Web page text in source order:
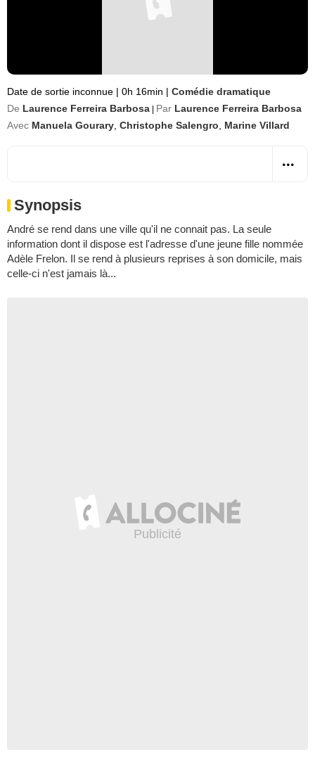
Date de sortie inconnue | 0h 16min | Comédie dramatique
De Laurence Ferreira Barbosa Par Laurence Ferreira Barbosa
Avec Manuela Gourary Christophe Salengro Marine Villard
Synopsis
André se rend dans une ville qu'il ne connait pas. La seule
information dont il dispose est l'adresse d'une jeune fille nommée
Adèle Frelon. Il se rend à plusieurs reprises à son domicile, mais
celle-ci n'est jamais là...